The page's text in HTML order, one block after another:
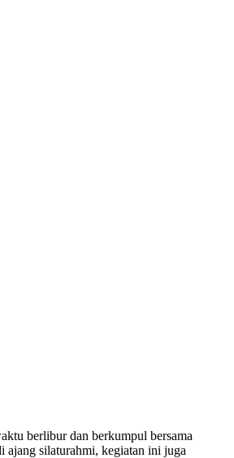
berlibur dan berkumpul bersama
ajang silaturahmi, kegiatan ini juga